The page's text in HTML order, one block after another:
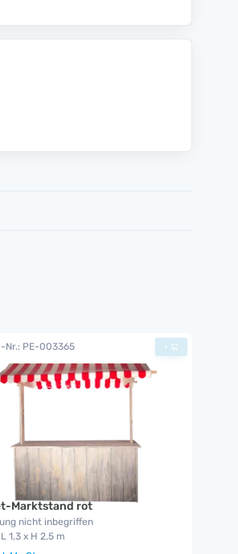
Nr.: PE-003365
Marktstand rot
nicht inbegriffen
L 1,3 x H 2,5 m
+